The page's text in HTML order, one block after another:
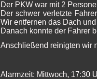
Der PKW war mit 2
Der schwer verletzte
Wir entfernen das Dach
Danach konnte der Fahrer
Anschließend reinigten wir
Alarmzeit: Mittwoch, 17:30